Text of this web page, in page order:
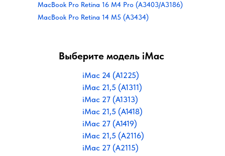
MacBook Pro Retina 16 M4 Pro (A3403/A3186)
MacBook Pro Retina 14 M5 (A3434)
Выберите модель iMac
iMac 24 (A1225)
iMac 21,5 (A1311)
iMac 27 (A1313)
iMac 21,5 (A1418)
iMac 27 (A1419)
iMac 21,5 (A2116)
iMac 27 (A2115)